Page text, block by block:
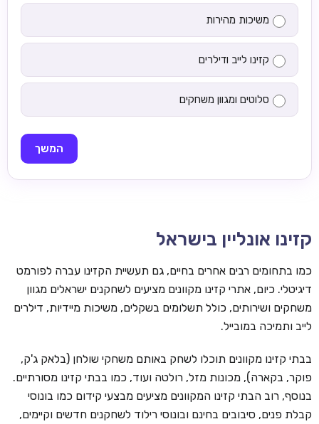
משיכות מהירות
קזינו לייב ודילרים
סלוטים ומגוון משחקים
המשך
קזינו אונליין בישראל
כמו בתחומים רבים אחרים בחיים, גם תעשיית הקזינו עברה לפורמט
דיגיטלי. כיום, אתרי קזינו מקוונים מציעים לשחקנים ישראלים מגוון
משחקים ושירותים, כולל תשלומים בשקלים, משיכות מיידיות, דילרים
לייב ותמיכה במובייל.
בבתי קזינו מקוונים תוכלו לשחק באותם משחקי שולחן (בלאק ג'ק,
פוקר, בקארה), מכונות מזל, רולטה ועוד, כמו בבתי קזינו מסורתיים.
בנוסף, רוב הבתי קזינו המקוונים מציעים מבצעי קידום כמו בונוסי
קבלת פנים, סיבובים בחינם ובונוסי רילוד לשחקנים חדשים וקיימים,